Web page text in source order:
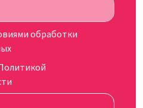
обработки